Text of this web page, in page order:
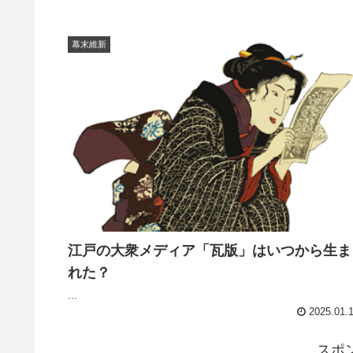
幕末維新
江戸の大衆メディア「瓦版」はいつから生ま
れた？